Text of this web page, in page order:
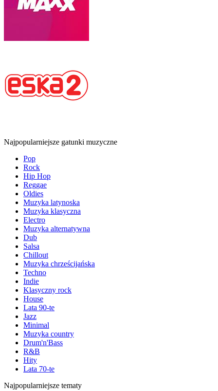
Najpopularniejsze gatunki muzyczne
Pop
Rock
Hip Hop
Reggae
Oldies
Muzyka latynoska
Muzyka klasyczna
Electro
Muzyka alternatywna
Dub
Salsa
Chillout
Muzyka chrześcijańska
Techno
Indie
Klasyczny rock
House
Lata 90-te
Jazz
Minimal
Muzyka country
Drum'n'Bass
R&B
Hity
Lata 70-te
Najpopularniejsze tematy